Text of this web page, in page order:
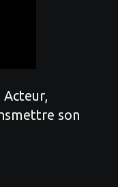
Acteur,
son